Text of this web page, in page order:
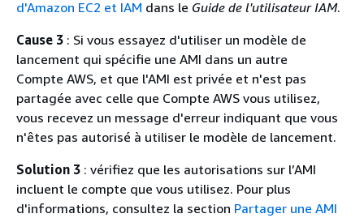
d'Amazon EC2 et IAM dans le Guide de l'utilisateur IAM.
Cause 3 : Si vous essayez d'utiliser un modèle de
lancement qui spécifie une AMI dans un autre
Compte AWS, et que l'AMI est privée et n'est pas
partagée avec celle que Compte AWS vous utilisez,
vous recevez un message d'erreur indiquant que vous
n'êtes pas autorisé à utiliser le modèle de lancement.
Solution 3 : vérifiez que les autorisations sur l’AMI
incluent le compte que vous utilisez. Pour plus
d'informations, consultez la section Partager une AMI